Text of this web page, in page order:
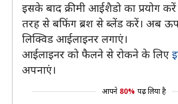
इसके बाद क्रीमी आईशैडो का प्रयोग
तरह से बफिंग ब्रश से ब्लेंड करें। अब
लिक्विड आईलाइनर लगाएं।
आईलाइनर को फैलने से रोकने के लिए
अपनाएं।
आपने 80% पढ़ लिया है